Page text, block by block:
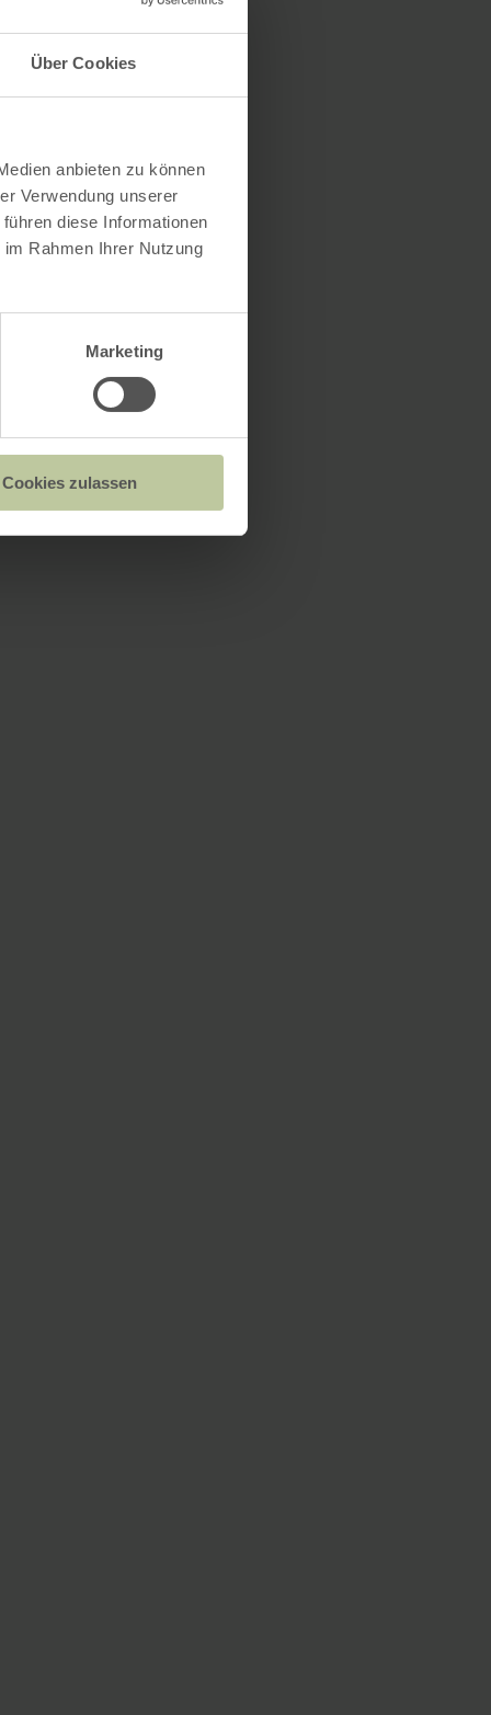
Über Cookies
anbieten zu können
Verwendung unserer
diese Informationen
Rahmen Ihrer Nutzung
Marketing
Cookies zulassen